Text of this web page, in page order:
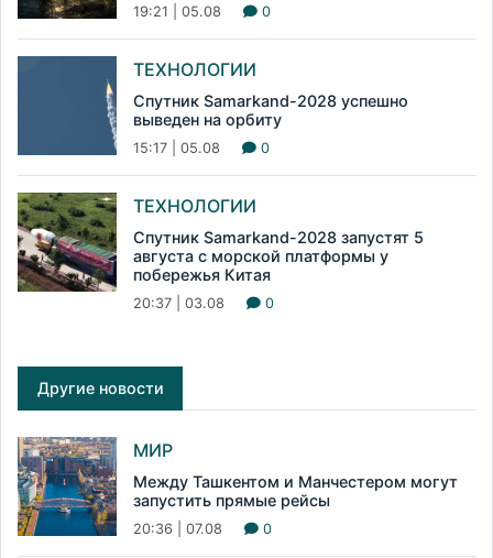
19:21 | 05.08 0
ТЕХНОЛОГИИ
Спутник Samarkand-2028 успешно
выведен на орбиту
15:17 | 05.08 0
ТЕХНОЛОГИИ
Спутник Samarkand-2028 запустят 5
августа с морской платформы у
побережья Китая
20:37 | 03.08 0
Другие новости
МИР
Между Ташкентом и Манчестером могут
запустить прямые рейсы
20:36 | 07.08 0